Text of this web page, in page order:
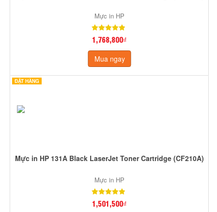
Mực in HP
1,768,800₫
Mua ngay
ĐẶT HÀNG
Mực in HP 131A Black LaserJet Toner Cartridge (CF210A)
Mực in HP
1,501,500₫